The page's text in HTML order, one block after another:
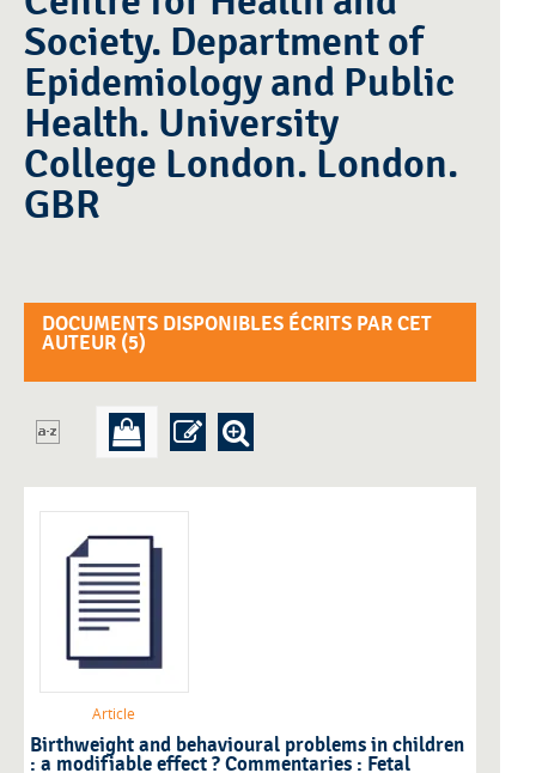
Society. Department of
Epidemiology and Public
Health. University
College London. London.
GBR
DOCUMENTS DISPONIBLES ÉCRITS PAR CET
AUTEUR (5)
Article
Birthweight and behavioural problems in children
: a modifiable effect ? Commentaries : Fetal